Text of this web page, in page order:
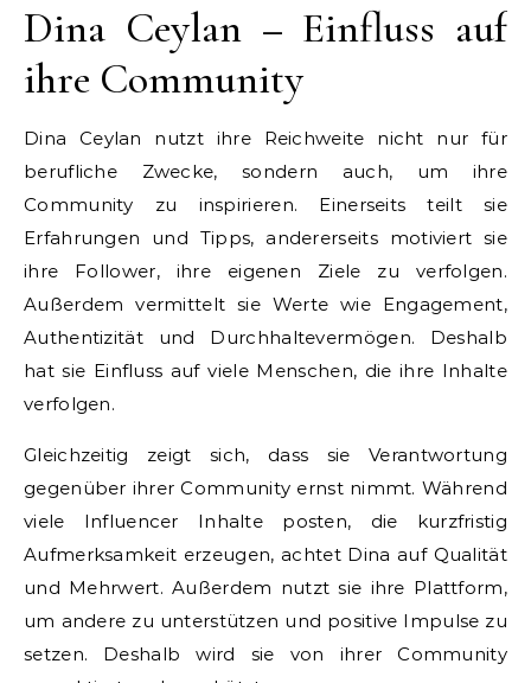
Dina Ceylan – Einfluss auf
ihre Community
Dina Ceylan nutzt ihre Reichweite nicht nur für
berufliche Zwecke, sondern auch, um ihre
Community zu inspirieren. Einerseits teilt sie
Erfahrungen und Tipps, andererseits motiviert sie
ihre Follower, ihre eigenen Ziele zu verfolgen.
Außerdem vermittelt sie Werte wie Engagement,
Authentizität und Durchhaltevermögen. Deshalb
hat sie Einfluss auf viele Menschen, die ihre Inhalte
verfolgen.
Gleichzeitig zeigt sich, dass sie Verantwortung
gegenüber ihrer Community ernst nimmt. Während
viele Influencer Inhalte posten, die kurzfristig
Aufmerksamkeit erzeugen, achtet Dina auf Qualität
und Mehrwert. Außerdem nutzt sie ihre Plattform,
um andere zu unterstützen und positive Impulse zu
setzen. Deshalb wird sie von ihrer Community